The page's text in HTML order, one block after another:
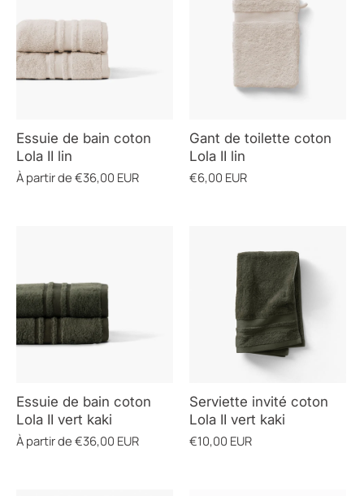
Essuie de bain coton
Lola II lin
À partir de €36,00 EUR
Gant de toilette coton
Lola II lin
€6,00 EUR
Essuie de bain coton
Lola II vert kaki
À partir de €36,00 EUR
Serviette invité coton
Lola II vert kaki
€10,00 EUR